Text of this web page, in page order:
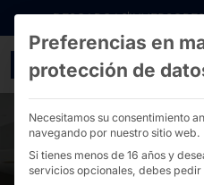
Ir directamente al contenido
DESCARGASINVERSORES
Preferencias en
protección de
Necesitamos su consentimiento
navegando por nuestro sitio web.
Si tienes menos de 16 años y
servicios opcionales, debes